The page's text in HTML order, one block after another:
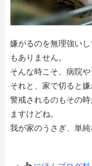
嫌がるのを無理強い
もありません。
そんな時こそ、病院
それと、家で切ると
警戒されるのもその
ますけどね。
我が家のうさぎ、単純